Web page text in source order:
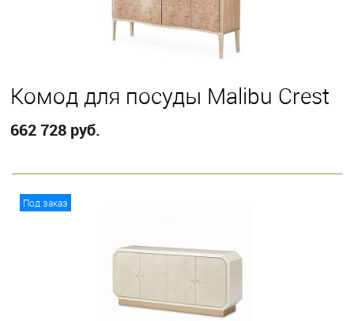
Комод для посуды Malibu Crest
662 728 руб.
Под заказ